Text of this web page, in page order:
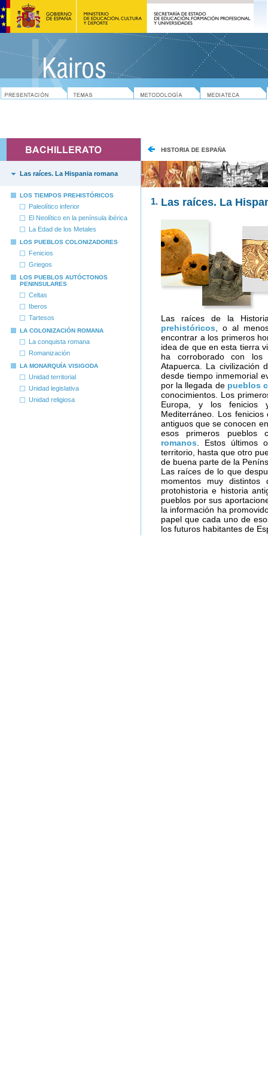
Las raíces. La Hispania romana
LOS TIEMPOS PREHISTÓRICOS
Paleolítico inferior
El Neolítico en la península ibérica
La Edad de los Metales
LOS PUEBLOS COLONIZADORES
Fenicios
Griegos
LOS PUEBLOS AUTÓCTONOS
PENINSULARES
Celtas
Iberos
Tartesos
LA COLONIZACIÓN ROMANA
La conquista romana
Romanización
LA MONARQUÍA VISIGODA
Unidad territorial
Unidad legislativa
Unidad religiosa
1. Las raíces. La
Las raíces de la
prehistóricos , o al
encontrar a los primeros
idea de que en esta tierra
ha corroborado con los
Atapuerca. La civilización
desde tiempo inmemorial
por la llegada de pueblos
conocimientos. Los
Europa, y los fenicios
Mediterráneo. Los
antiguos que se conocen
esos primeros pueblos
romanos . Estos últimos
territorio, hasta que otro
de buena parte de la
Las raíces de lo que
momentos muy
protohistoria e historia
pueblos por sus
la información ha
papel que cada uno de
los futuros habitantes de